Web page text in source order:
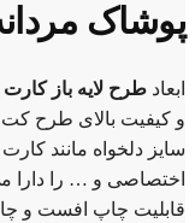
پوشاک
ابعاد طرح لایه باز
و کیفیت بالای طرح کت
سایز دلخواه مانند
اختصاصی و … را دارا
قابلیت چاپ افست و